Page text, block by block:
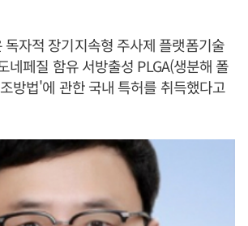
자적 장기지속형 주사제 플랫폼기술
네페질 함유 서방출성 PLGA(생분해 폴
방법'에 관한 국내 특허를 취득했다고